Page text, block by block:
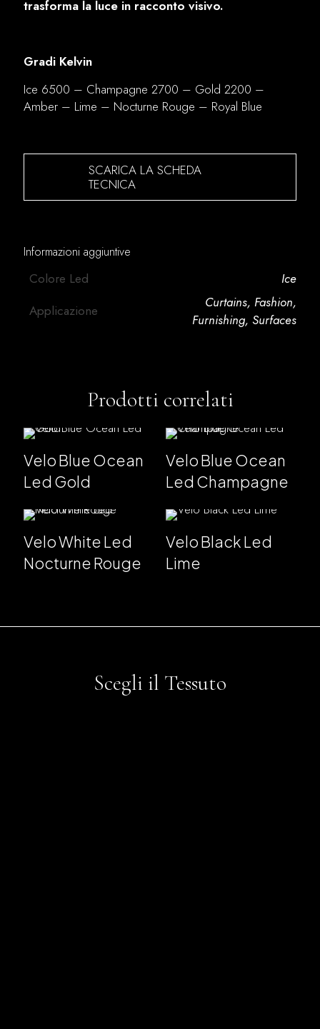
trasforma la luce in racconto visivo.
Gradi Kelvin
Ice 6500 – Champagne 2700 – Gold 2200 –
Amber – Lime – Nocturne Rouge – Royal Blue
SCARICA LA SCHEDA
TECNICA
Informazioni aggiuntive
Colore Led
Ice
Applicazione
Curtains, Fashion,
Furnishing, Surfaces
Prodotti correlati
Velo Blue Ocean
Led Gold
Velo Blue Ocean
Led Champagne
Velo White Led
Nocturne Rouge
Velo Black Led
Lime
Scegli il Tessuto